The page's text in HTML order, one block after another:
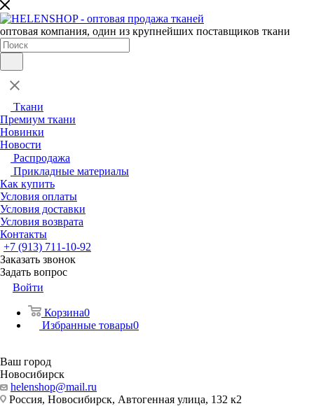
оптовая компания, один из крупнейших поставщиков ткани
Ткани
Премиум ткани
Новинки
Новости
Распродажа
Прикладные материалы
Как купить
Условия оплаты
Условия доставки
Условия возврата
Контакты
+7 (913) 711-10-92
Заказать звонок
Задать вопрос
Войти
Корзина0
Избранные товары0
Ваш город
Новосибирск
helenshop@mail.ru
Россия, Новосибирск, Автогенная улица, 132 к2